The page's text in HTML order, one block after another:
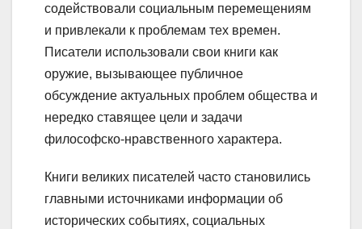
содействовали социальным перемещениям
и привлекали к проблемам тех времен.
Писатели использовали свои книги как
оружие, вызывающее публичное
обсуждение актуальных проблем общества и
нередко ставящее цели и задачи
философско-нравственного характера.
Книги великих писателей часто становились
главными источниками информации об
исторических событиях, социальных